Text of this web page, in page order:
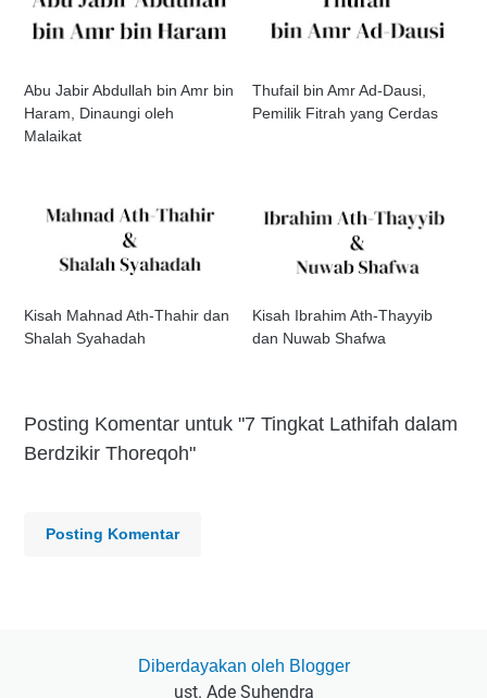
Abu Jabir Abdullah bin Amr bin
Haram, Dinaungi oleh
Malaikat
Thufail bin Amr Ad-Dausi,
Pemilik Fitrah yang Cerdas
Kisah Mahnad Ath-Thahir dan
Shalah Syahadah
Kisah Ibrahim Ath-Thayyib
dan Nuwab Shafwa
Posting Komentar untuk "7 Tingkat Lathifah dalam
Berdzikir Thoreqoh"
Posting Komentar
Diberdayakan oleh Blogger
ust. Ade Suhendra